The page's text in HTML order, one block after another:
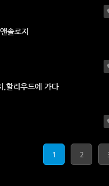
솔로지
리우드에 가다
1 2